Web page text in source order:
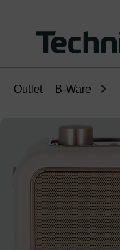
Outlet B-Ware
Skip image gallery